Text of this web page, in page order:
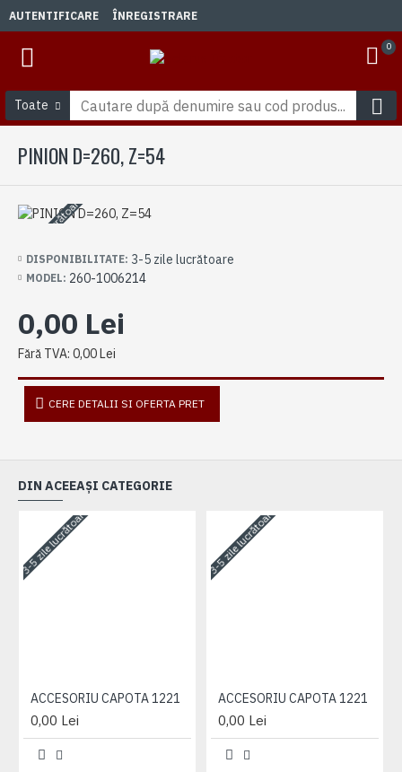
AUTENTIFICARE ÎNREGISTRARE
0
Toate
PINION D=260, Z=54
3-5 zile lucrătoare
DISPONIBILITATE: 3-5 zile lucrătoare
MODEL: 260-1006214
0,00 Lei
Fără TVA: 0,00 Lei
CERE DETALII SI OFERTA PRET
DIN ACEEAȘI CATEGORIE
3-5 zile lucrătoare
ACCESORIU CAPOTA 1221
0,00 Lei
3-5 zile lucrătoare
ACCESORIU CAPOTA 1221
0,00 Lei